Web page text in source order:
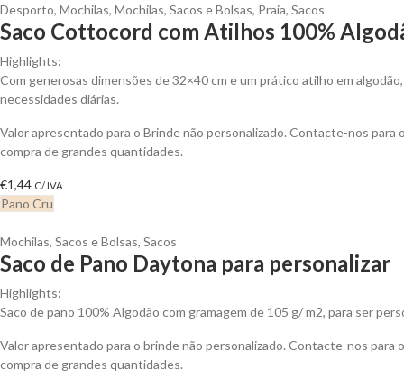
Desporto, Mochilas, Mochilas, Sacos e Bolsas, Praia, Sacos
Saco Cottocord com Atilhos 100%
Highlights:
Com generosas dimensões de 32×40 cm e um prático atilho em
necessidades diárias.
Valor apresentado para o Brinde não personalizado. Contacte-nos para
compra de grandes quantidades.
€1,44 C/ IVA
Pano Cru
Mochilas, Sacos e Bolsas, Sacos
Saco de Pano Daytona para personalizar
Highlights:
Saco de pano 100% Algodão com gramagem de 105 g/ m2, para ser
Valor apresentado para o brinde não personalizado. Contacte-nos para
compra de grandes quantidades.